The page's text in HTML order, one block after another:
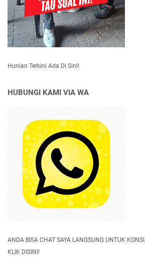
Hunian Terkini Ada Di Sini!
HUBUNGI KAMI VIA WA
ANDA BISA CHAT SAYA LANGSUNG UNTUK
KLIK DISINI!